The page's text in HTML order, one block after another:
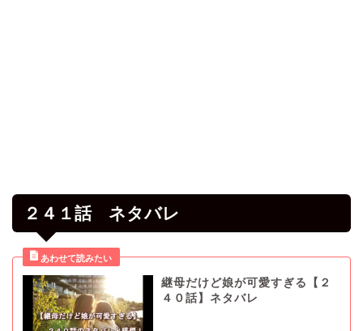
２４１話 ネタバレ
継母だけど娘が可愛すぎる【２
４０話】ネタバレ